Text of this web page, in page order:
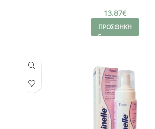
Κόνιδες, 200gr
13.87€
ΠΡΟΣΘΗΚΗ